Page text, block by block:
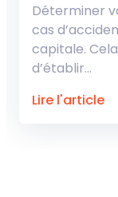
en
importance